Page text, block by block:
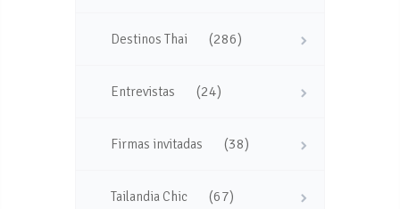
Destinos Thai (286)
Entrevistas (24)
Firmas invitadas (38)
Tailandia Chic (67)